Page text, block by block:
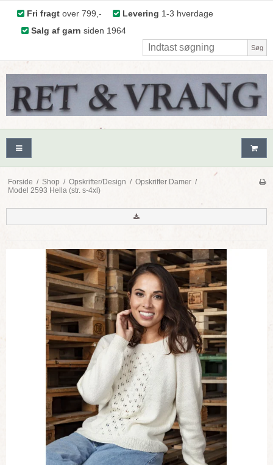
Fri fragtover 799,- Levering 1-3 hverdage
Salg af garn siden 1964
Søg
Forside / Shop / Opskrifter/Design / Opskrifter Damer /
Model 2593 Hella (str. s-4xl)